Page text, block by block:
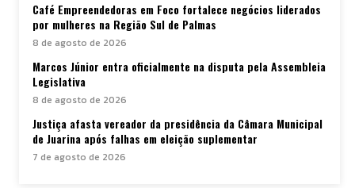
Café Empreendedoras em Foco fortalece negócios liderados
por mulheres na Região Sul de Palmas
8 de agosto de 2026
Marcos Júnior entra oficialmente na disputa pela Assembleia
Legislativa
8 de agosto de 2026
Justiça afasta vereador da presidência da Câmara Municipal
de Juarina após falhas em eleição suplementar
7 de agosto de 2026